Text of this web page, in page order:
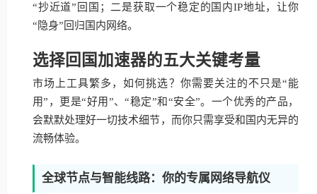
“抄近道”回国；二是获取一个稳定的国内IP地址，让你
“隐身”回归国内网络。
选择回国加速器的五大关键考量
市场上工具繁多，如何挑选？你需要关注的不只是“能
用”，更是“好用”、“稳定”和“安全”。一个优秀的产品，
会默默处理好一切技术细节，而你只需享受和国内无异的
流畅体验。
全球节点与智能线路：你的专属网络导航仪